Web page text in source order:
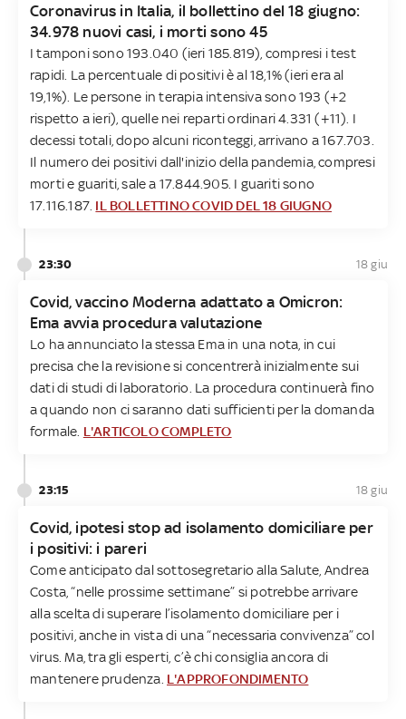
Coronavirus in Italia, il bollettino del 18 giugno:
34.978 nuovi casi, i morti sono 45
I tamponi sono 193.040 (ieri 185.819), compresi i test
rapidi. La percentuale di positivi è al 18,1% (ieri era al
19,1%). Le persone in terapia intensiva sono 193 (+2
rispetto a ieri), quelle nei reparti ordinari 4.331 (+11). I
decessi totali, dopo alcuni riconteggi, arrivano a 167.703.
Il numero dei positivi dall'inizio della pandemia, compresi
morti e guariti, sale a 17.844.905. I guariti sono
17.116.187. IL BOLLETTINO COVID DEL 18 GIUGNO
23:30 18 giu
Covid, vaccino Moderna adattato a Omicron:
Ema avvia procedura valutazione
Lo ha annunciato la stessa Ema in una nota, in cui
precisa che la revisione si concentrerà inizialmente sui
dati di studi di laboratorio. La procedura continuerà fino
a quando non ci saranno dati sufficienti per la domanda
formale. L'ARTICOLO COMPLETO
23:15 18 giu
Covid, ipotesi stop ad isolamento domiciliare per
i positivi: i pareri
Come anticipato dal sottosegretario alla Salute, Andrea
Costa, “nelle prossime settimane” si potrebbe arrivare
alla scelta di superare l’isolamento domiciliare per i
positivi, anche in vista di una “necessaria convivenza” col
virus. Ma, tra gli esperti, c’è chi consiglia ancora di
mantenere prudenza. L'APPROFONDIMENTO